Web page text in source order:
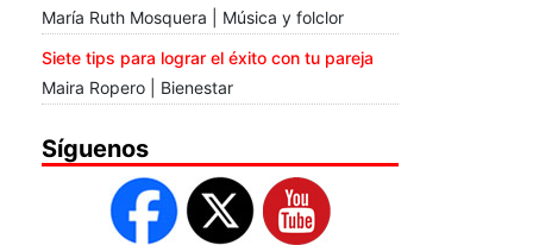
María Ruth Mosquera | Música y folclor
Siete tips para lograr el éxito con tu pareja
Maira Ropero | Bienestar
Síguenos